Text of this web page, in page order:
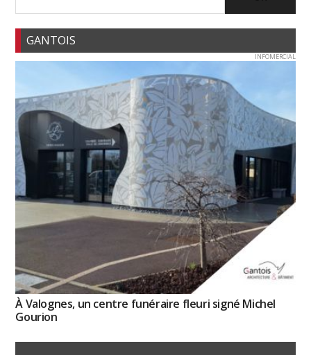
GANTOIS
INFOMERCIAL
À Valognes, un centre funéraire fleuri signé Michel
Gourion